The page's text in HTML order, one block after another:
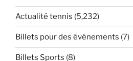
Actualité tennis (5,232)
Billets pour des événements (7)
Billets Sports (8)